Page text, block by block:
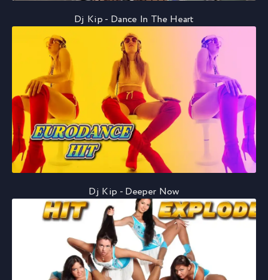
Dj Kip - Dance In The Heart
Dj Kip - Deeper Now